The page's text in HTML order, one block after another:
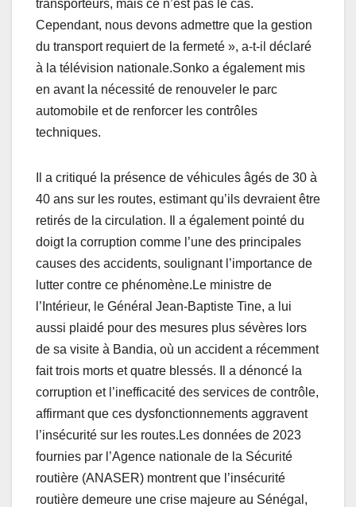
transporteurs, mais ce n’est pas le cas.
Cependant, nous devons admettre que la gestion
du transport requiert de la fermeté », a-t-il déclaré
à la télévision nationale.Sonko a également mis
en avant la nécessité de renouveler le parc
automobile et de renforcer les contrôles
techniques.
Il a critiqué la présence de véhicules âgés de 30 à
40 ans sur les routes, estimant qu’ils devraient être
retirés de la circulation. Il a également pointé du
doigt la corruption comme l’une des principales
causes des accidents, soulignant l’importance de
lutter contre ce phénomène.Le ministre de
l’Intérieur, le Général Jean-Baptiste Tine, a lui
aussi plaidé pour des mesures plus sévères lors
de sa visite à Bandia, où un accident a récemment
fait trois morts et quatre blessés. Il a dénoncé la
corruption et l’inefficacité des services de contrôle,
affirmant que ces dysfonctionnements aggravent
l’insécurité sur les routes.Les données de 2023
fournies par l’Agence nationale de la Sécurité
routière (ANASER) montrent que l’insécurité
routière demeure une crise majeure au Sénégal,